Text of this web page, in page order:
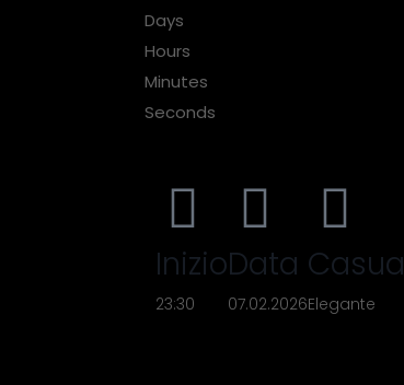
Days
Hours
Minutes
Seconds
Inizio
23:30
Data
07.02.2026Elegante